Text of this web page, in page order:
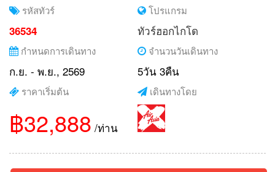
รหัสทัวร์
36534
โปรแกรม
ทัวร์ฮอกไกโด
กำหนดการเดินทาง
ก.ย. - พ.ย., 2569
จำนวนวันเดินทาง
5วัน 3คืน
ราคาเริ่มต้น
฿32,888 /ท่าน
เดินทางโดย